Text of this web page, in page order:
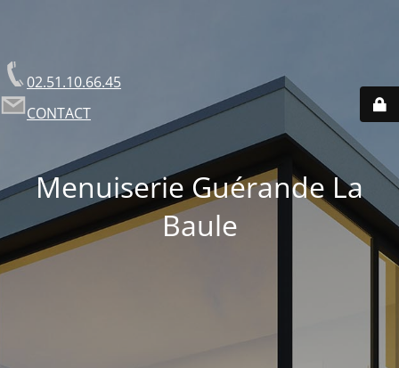
02.51.10.66.45
CONTACT
Menuiserie Guérande La
Baule